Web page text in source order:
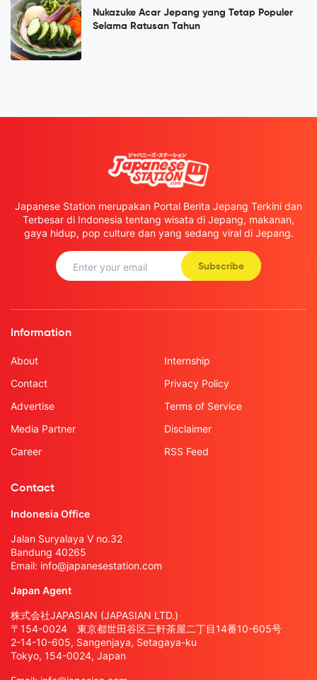
Nukazuke Acar Jepang yang Tetap Populer
Selama Ratusan Tahun
Japanese Station merupakan Portal Berita Jepang Terkini dan
Terbesar di Indonesia tentang wisata di Jepang, makanan,
gaya hidup, pop culture dan yang sedang viral di Jepang.
Subscribe
Information
About
Contact
Advertise
Media Partner
Career
Internship
Privacy Policy
Terms of Service
Disclaimer
RSS Feed
Contact
Indonesia Office
Jalan Suryalaya V no.32
Bandung 40265
Email: info@japanesestation.com
Japan Agent
株式会社JAPASIAN (JAPASIAN LTD.)
〒154-0024 東京都世田谷区三軒茶屋二丁目14番10-605号
2-14-10-605, Sangenjaya, Setagaya-ku
Tokyo, 154-0024, Japan